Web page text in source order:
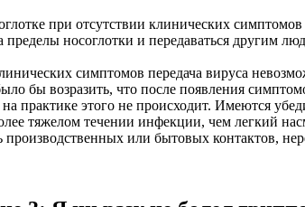
при отсутствии клинических
носоглотки и передаваться другим
симптомов передача вируса
бы возразить, что после появления
практике этого не происходит. Имеются
тяжелом течении инфекции, чем легкий
или бытовых контактов,